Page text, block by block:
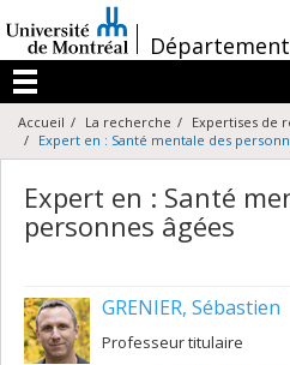
au
contenu
/
Menu
Accueil La recherche
Expertises de
Expert en : Santé mentale des
Expert en : Santé
personnes âgées
GRENIER, Sébastien
Professeur titulaire